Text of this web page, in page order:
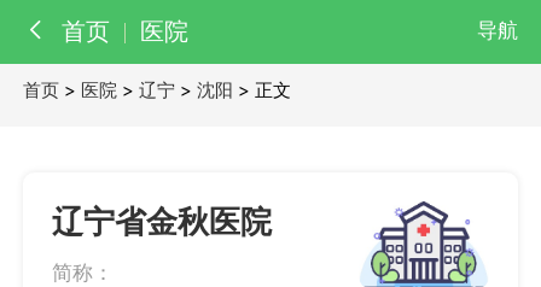
首页 医院 导航
医生
首页 > 医院 >辽宁 >沈阳 > 正文
辽宁省金秋医院
简称：